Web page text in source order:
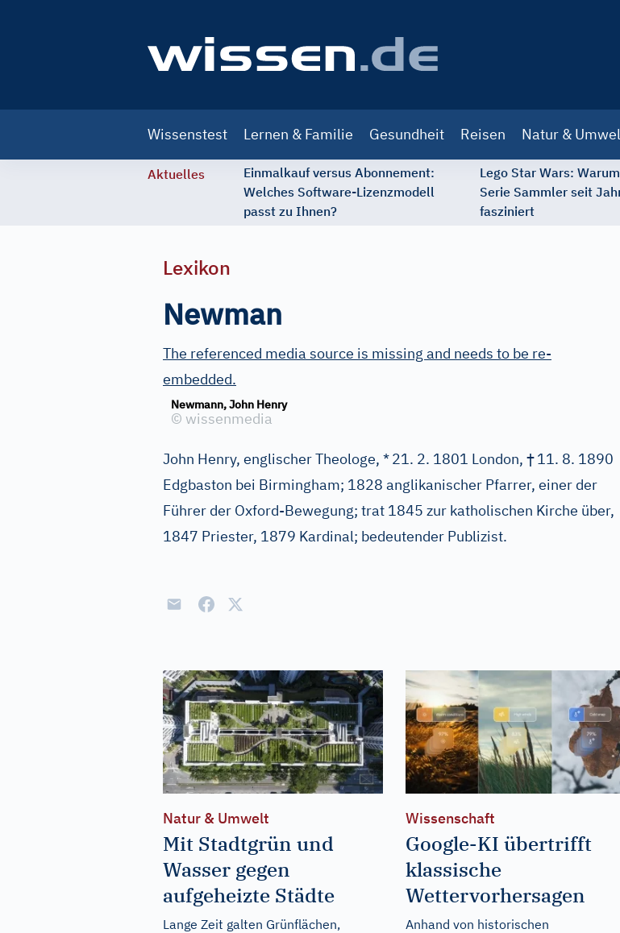
navigation
Wissenstest Lernen & Familie Gesundheit Reisen Natur &
Aktuelles
Einmalkauf versus Abonnement:
Welches Software-Lizenzmodell
passt zu Ihnen?
Lego Star Wars:
Serie Sammler seit
fasziniert
Lexikon
Newman
The referenced media source is missing and needs to be re-
embedded.
Newmann, John Henry
© wissenmedia
John Henry, englischer Theologe, *21. 2. 1801 London, †11. 8. 1890
Edgbaston bei Birmingham; 1828 anglikanischer Pfarrer, einer der
Führer der Oxford-Bewegung; trat 1845 zur katholischen Kirche über,
1847 Priester, 1879 Kardinal; bedeutender Publizist.
Natur & Umwelt
Mit Stadtgrün und
Wasser gegen
aufgeheizte Städte
Lange Zeit galten Grünflächen,
Wissenschaft
Google-KI übertrifft
klassische
Wettervorhersagen
Anhand von historischen